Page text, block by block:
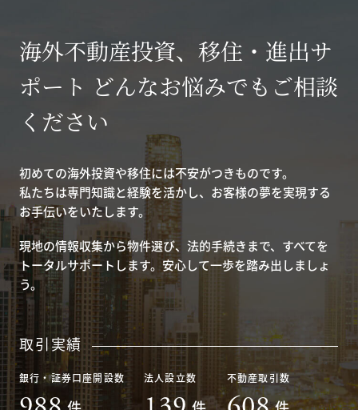
海外不動産投資、移住・進出サ
ポート どんなお悩みでもご相談
ください
初めての海外投資や移住には不安がつきものです。
私たちは専門知識と経験を活かし、お客様の夢を実現する
お手伝いをいたします。
現地の情報収集から物件選び、法的手続きまで、すべてを
トータルサポートします。安心して一歩を踏み出しましょ
う。
取引実績
銀行・証券口座開設数 法人設立数 不動産取引数